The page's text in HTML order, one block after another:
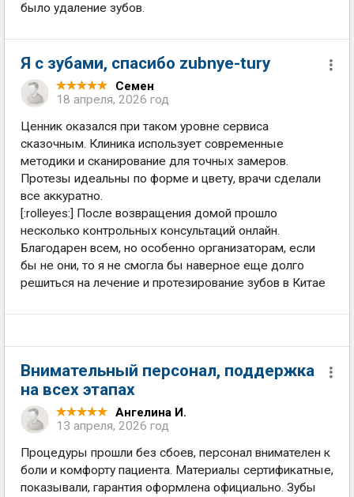
было удаление зубов.
Я с зубами, спасибо zubnye-tury
Семен
18 апреля, 2026 год
Ценник оказался при таком уровне сервиса
сказочным. Клиника использует современные
методики и сканирование для точных замеров.
Протезы идеальны по форме и цвету, врачи сделали
все аккуратно.
[:rolleyes:] После возвращения домой прошло
несколько контрольных консультаций онлайн.
Благодарен всем, но особенно организаторам, если
бы не они, то я не смогла бы наверное еще долго
решиться на лечение и протезирование зубов в Китае
Внимательный персонал, поддержка
на всех этапах
Ангелина И.
13 апреля, 2026 год
Процедуры прошли без сбоев, персонал внимателен к
боли и комфорту пациента. Материалы сертификатные,
показывали, гарантия оформлена официально. Зубы